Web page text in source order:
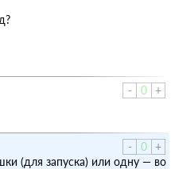
- 0 +
- 0 +
(для запуска) или одну — во